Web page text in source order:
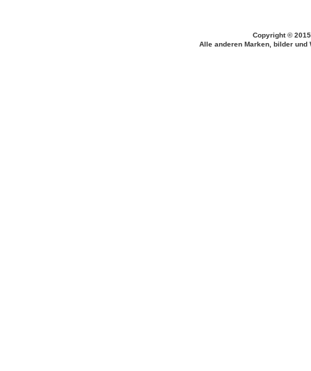
Copyright ©
Alle anderen Marken, bilder und